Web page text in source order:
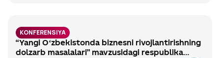
KONFERENSIYA
“Yangi Oʻzbekistonda biznesni rivojlantirishning
dolzarb masalalari” mavzusidagi respublika